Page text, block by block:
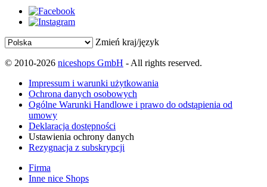
Zmień kraj/język
© 2010-2026 niceshops GmbH - All rights reserved.
Impressum i warunki użytkowania
Ochrona danych osobowych
Ogólne Warunki Handlowe i prawo do odstąpienia od
umowy
Deklaracja dostępności
Ustawienia ochrony danych
Rezygnacja z subskrypcji
Firma
Inne nice Shops